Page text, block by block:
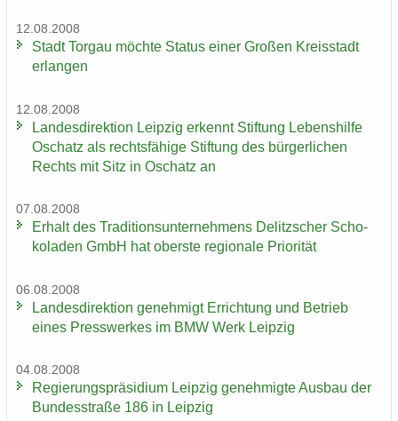
12.08.2008
Stadt Tor­gau möch­te Sta­tus einer Gro­ßen Kreis­stadt
er­lan­gen
12.08.2008
Lan­des­di­rek­ti­on Leip­zig er­kennt Stif­tung Le­bens­hil­fe
Oschatz als rechts­fä­hi­ge Stif­tung des bür­ger­li­chen
Rechts mit Sitz in Oschatz an
07.08.2008
Er­halt des Tra­di­ti­ons­un­ter­neh­mens De­litz­scher Scho­
ko­la­den GmbH hat obers­te re­gio­na­le Prio­ri­tät
06.08.2008
Lan­des­di­rek­ti­on ge­neh­migt Er­rich­tung und Be­trieb
eines Press­wer­kes im BMW Werk Leip­zig
04.08.2008
Re­gie­rungs­prä­si­di­um Leip­zig ge­neh­mig­te Aus­bau der
Bun­des­stra­ße 186 in Leip­zig